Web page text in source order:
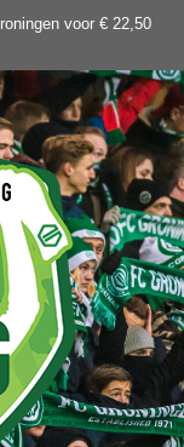
voor € 22,50